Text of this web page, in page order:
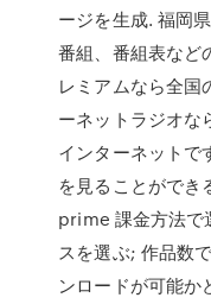
ージを生成. 福岡
番組、番組表など
レミアムなら全国
ーネットラジオな
インターネットで
を見ることができ
prime 課金方法で
スを選ぶ; 作品数
ンロードが可能か